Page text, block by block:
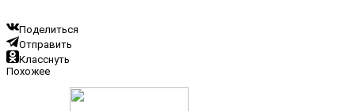
Поделиться
Отправить
Класснуть
Похожее